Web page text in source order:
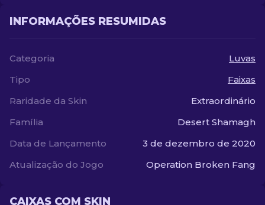
INFORMAÇÕES RESUMIDAS
Categoria
Luvas
Tipo
Faixas
Raridade da Skin
Extraordinário
Família
Desert Shamagh
Data de Lançamento
3 de dezembro de 2020
Atualização do Jogo
Operation Broken Fang
CAIXAS COM SKIN